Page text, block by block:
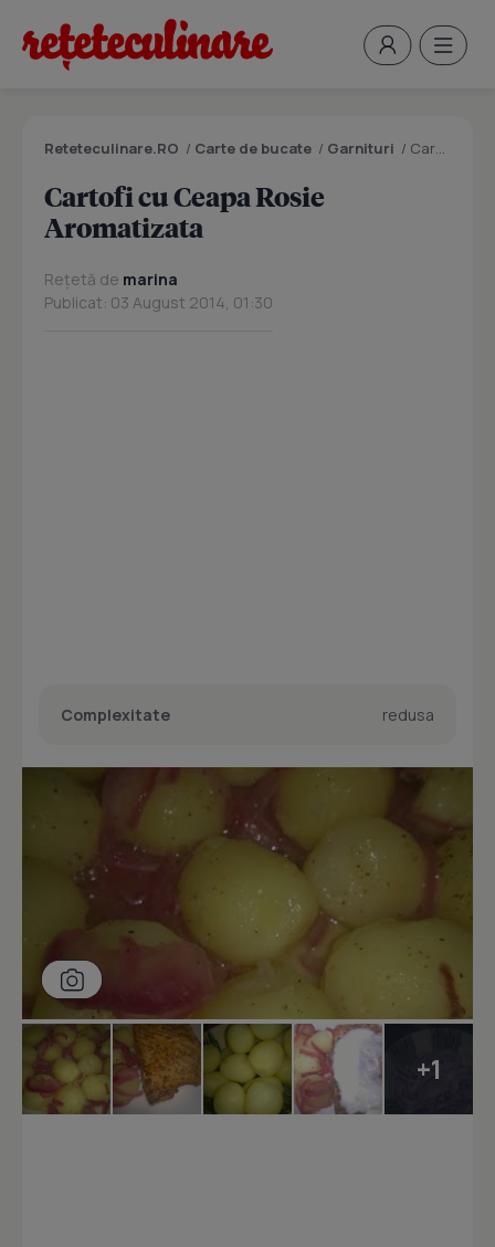
Reteteculinare.RO / Carte de bucate / Garnituri / Cartofi cu Ceapa Rosie Aromatizata
Cartofi cu Ceapa Rosie
Aromatizata
Rețetă de marina
Publicat: 03 August 2014, 01:30
Complexitate redusa
+1